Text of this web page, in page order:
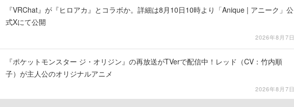
『VRChat』が『ヒロアカ』とコラボか。詳細は8月10日10時より「Anique | アニーク」公
式Xにて公開
2026年8月7日
『ポケットモンスター ジ・オリジン』の再放送がTVerで配信中！レッド（CV：竹内順
子）が主人公のオリジナルアニメ
2026年8月7日